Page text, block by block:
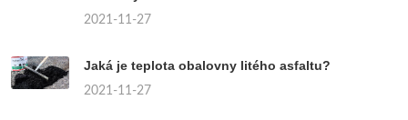
2021-11-27
Jaká je teplota obalovny litého asfaltu?
2021-11-27